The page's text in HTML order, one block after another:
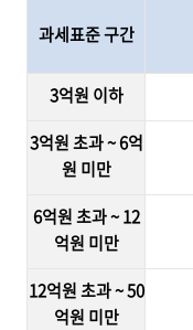
과세표준 구간
3억원 이하
3억원 초과 ~ 6억
원 미만
6억원 초과 ~ 12
억원 미만
12억원 초과 ~ 50
억원 미만